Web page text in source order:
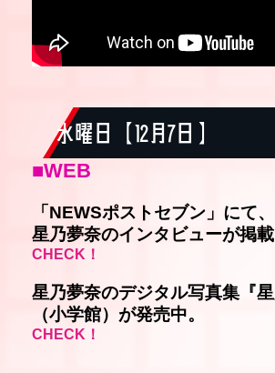
水曜日【 12月7日 】
■WEB
「NEWSポストセブン」にて、
星乃夢奈のインタビューが掲載
CHECK！
星乃夢奈のデジタル写真集『星
（小学館）が発売中。
CHECK！